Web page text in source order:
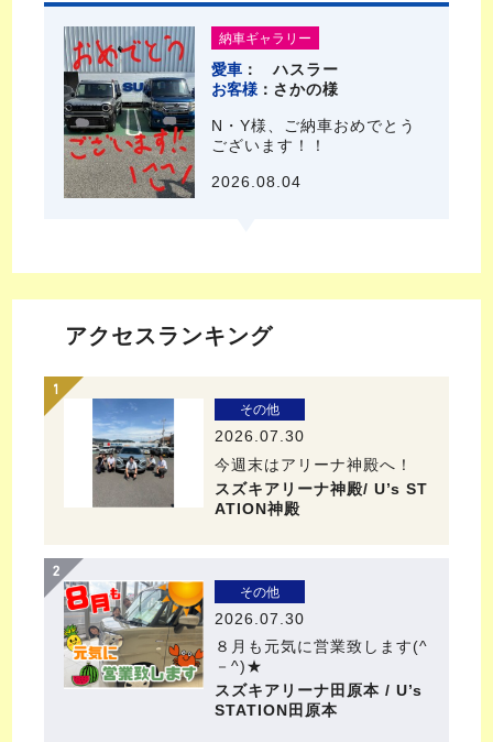
納車ギャラリー
愛車
ハスラー
お客様
さかの様
N・Y様、ご納車おめでとう
ございます！！
2026.08.04
アクセスランキング
その他
2026.07.30
今週末はアリーナ神殿へ！
スズキアリーナ神殿/ U’s ST
ATION神殿
その他
2026.07.30
８月も元気に営業致します(^
－^)★
スズキアリーナ田原本 / U’s
STATION田原本